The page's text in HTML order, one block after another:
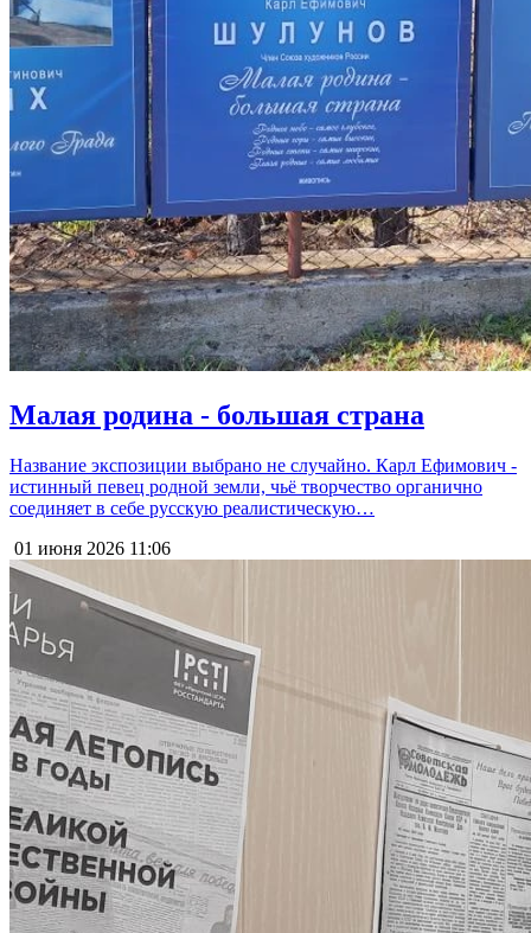
Малая родина - большая страна
Название экспозиции выбрано не случайно. Карл Ефимович -
истинный певец родной земли, чьё творчество органично
соединяет в себе русскую реалистическую…
01 июня 2026 11:06